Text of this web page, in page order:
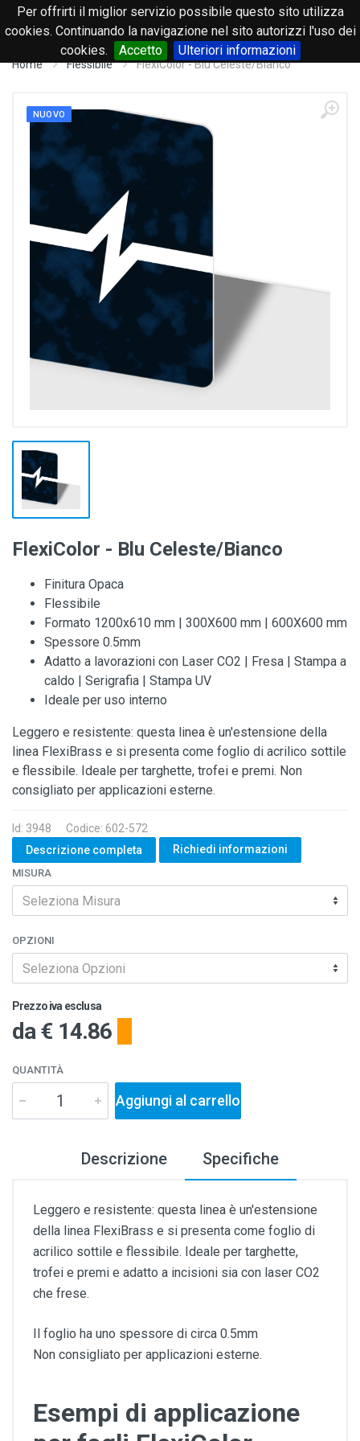
Per offrirti il miglior servizio possibile questo sito utilizza
cookies. Continuando la navigazione nel sito autorizzi l'uso dei
cookies.
Accetto Ulteriori informazioni
0
Home Flessibile FlexiColor - Blu Celeste/Bianco
NUOVO
FlexiColor - Blu Celeste/Bianco
Finitura Opaca
Flessibile
Formato 1200x610 mm | 300X600 mm | 600X600 mm
Spessore 0.5mm
Adatto a lavorazioni con Laser CO2 | Fresa | Stampa a
caldo | Serigrafia | Stampa UV
Ideale per uso interno
Leggero e resistente: questa linea è un'estensione della
linea FlexiBrass e si presenta come foglio di acrilico sottile
e flessibile. Ideale per targhette, trofei e premi. Non
consigliato per applicazioni esterne.
Id: 3948
Codice: 602-572
Descrizione completa
Richiedi informazioni
MISURA
Seleziona Misura
OPZIONI
Seleziona Opzioni
Prezzo iva esclusa
da€ 14.86
QUANTITÀ
Aggiungi al carrello
Descrizione Specifiche
Leggero e resistente: questa linea è un'estensione
della linea FlexiBrass e si presenta come foglio di
acrilico sottile e flessibile. Ideale per targhette,
trofei e premi e adatto a incisioni sia con laser CO2
che frese.
Il foglio ha uno spessore di circa 0.5mm
Non consigliato per applicazioni esterne.
Esempi di applicazione